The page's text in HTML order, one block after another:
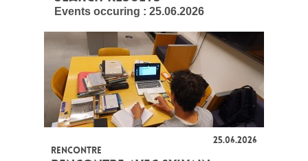
Events occuring : 25.06.2026
25.06.2026
RENCONTRE